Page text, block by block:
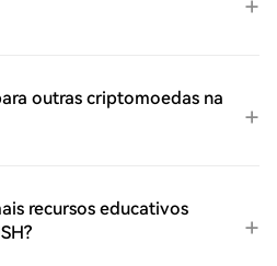
outras criptomoedas na
recursos educativos